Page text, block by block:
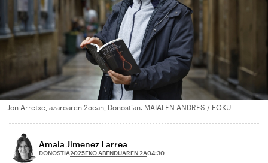
Jon Arretxe, azaroaren 25ean, Donostian. MAIALEN ANDRES / FOKU
Amaia Jimenez Larrea
DONOSTIA2025EKO ABENDUAREN 2A04:30